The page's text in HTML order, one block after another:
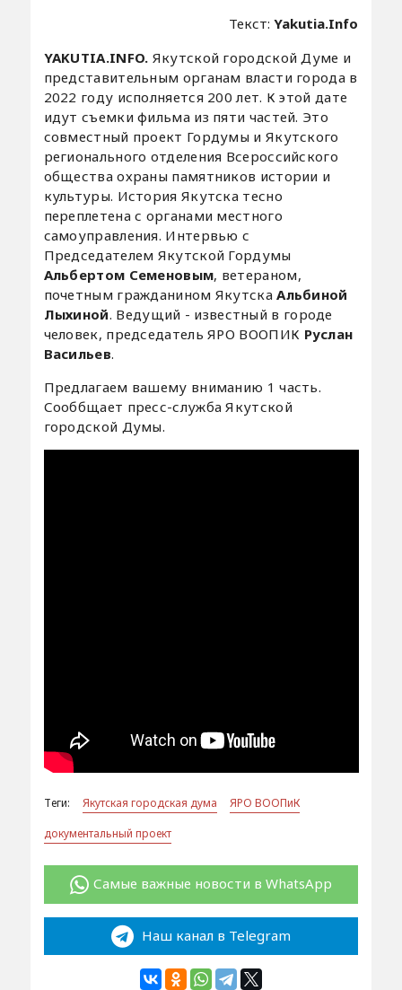
Текст:Yakutia.Info
YAKUTIA.INFO. Якутской городской Думе и
представительным органам власти города в
2022 году исполняется 200 лет. К этой дате
идут съемки фильма из пяти частей. Это
совместный проект Гордумы и Якутского
регионального отделения Всероссийского
общества охраны памятников истории и
культуры. История Якутска тесно
переплетена с органами местного
самоуправления. Интервью с
Председателем Якутской Гордумы
Альбертом Семеновым, ветераном,
почетным гражданином ЯкутскаАльбиной
Лыхиной. Ведущий - известный в городе
человек, председатель ЯРО ВООПИК Руслан
Васильев.
Предлагаем вашему вниманию 1 часть.
Сооббщает пресс-служба Якутской
городской Думы.
Теги: Якутская городская дума
ЯРО ВООПиК
документальный проект
Самые важные новости в WhatsApp
Наш канал в Telegram